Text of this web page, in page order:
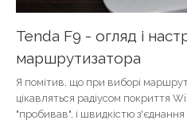
Tenda F9 - огляд і
маршрутизатора
Я помітив, що при виборі
цікавляться радіусом покриття
"пробивав", і швидкістю